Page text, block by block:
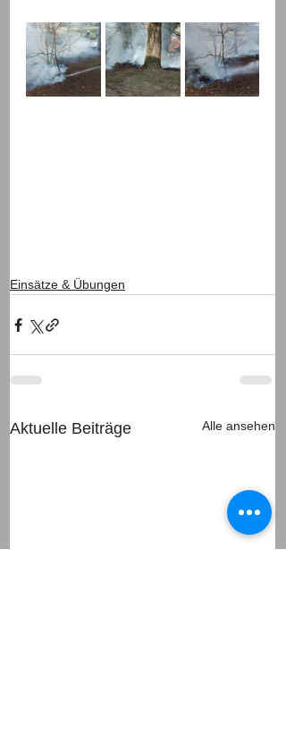
Einsätze & Übungen
Aktuelle Beiträge Alle ansehen